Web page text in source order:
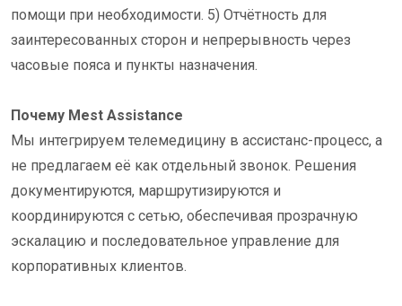
помощи при необходимости. 5) Отчётность для
заинтересованных сторон и непрерывность через
часовые пояса и пункты назначения.
Почему Mest Assistance
Мы интегрируем телемедицину в ассистанс-процесс, а
не предлагаем её как отдельный звонок. Решения
документируются, маршрутизируются и
координируются с сетью, обеспечивая прозрачную
эскалацию и последовательное управление для
корпоративных клиентов.